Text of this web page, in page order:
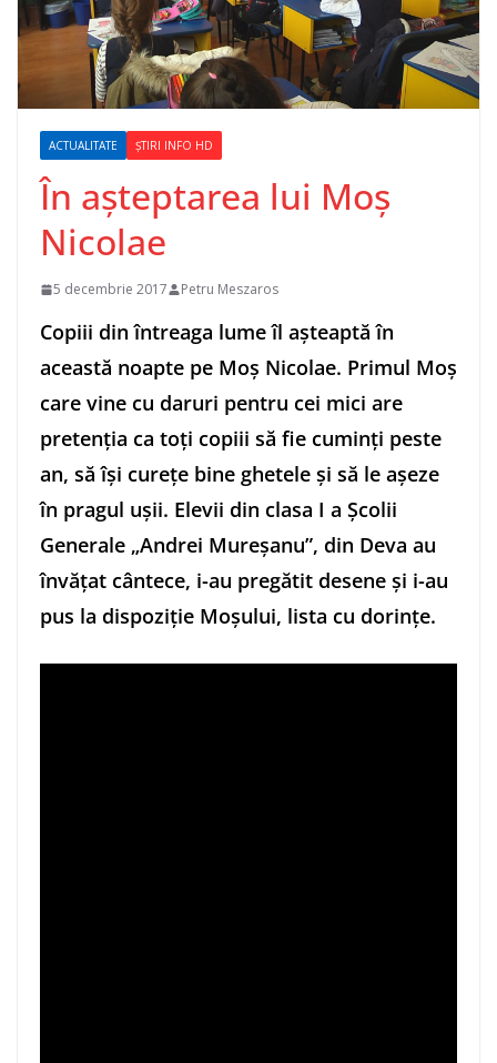
ACTUALITATE ȘTIRI INFO HD
În așteptarea lui Moș
Nicolae
5 decembrie 2017 Petru Meszaros
Copiii din întreaga lume îl așteaptă în
această noapte pe Moș Nicolae. Primul Moș
care vine cu daruri pentru cei mici are
pretenția ca toți copiii să fie cuminți peste
an, să își curețe bine ghetele și să le așeze
în pragul ușii. Elevii din clasa I a Școlii
Generale „Andrei Mureșanu”, din Deva au
învățat cântece, i-au pregătit desene și i-au
pus la dispoziție Moșului, lista cu dorințe.